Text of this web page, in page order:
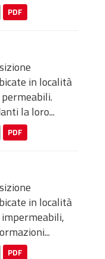
PDF
in località
la loro...
PDF
in località
impermeabili,
PDF